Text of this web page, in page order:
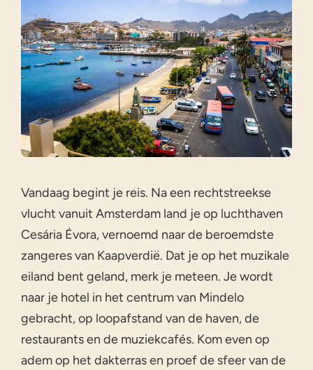
Vandaag begint je reis. Na een rechtstreekse
vlucht vanuit Amsterdam land je op luchthaven
Cesária Évora, vernoemd naar de beroemdste
zangeres van Kaapverdië. Dat je op het muzikale
eiland bent geland, merk je meteen. Je wordt
naar je hotel in het centrum van Mindelo
gebracht, op loopafstand van de haven, de
restaurants en de muziekcafés. Kom even op
adem op het dakterras en proef de sfeer van de